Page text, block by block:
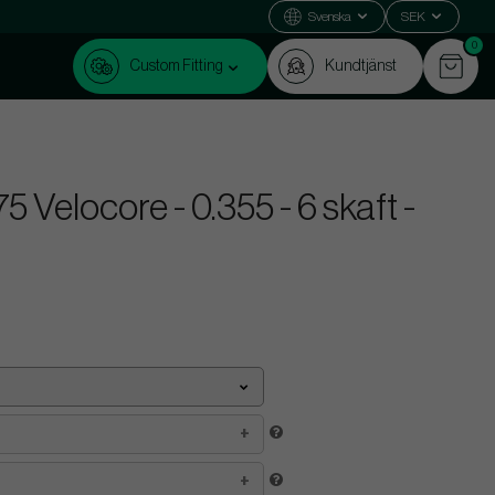
Svenska SEK
Custom Fitting Kundtjänst
0
Velocore - 0.355 - 6 skaft -